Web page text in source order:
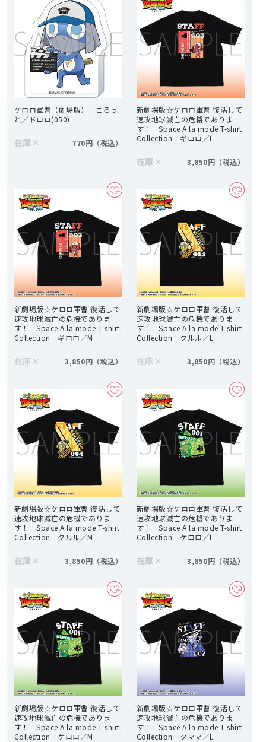
ケロロ軍曹（劇場版） ころっ
と／ドロロ(050)
在庫 × 770円
新劇場版☆ケロロ軍曹 復活して
速攻地球滅亡の危機でありま
す！ Space A la mode T-shirt
Collection ギロロ／L
在庫 × 3,850円
新劇場版☆ケロロ軍曹 復活して
速攻地球滅亡の危機でありま
す！ Space A la mode T-shirt
Collection ギロロ／M
在庫 × 3,850円
新劇場版☆ケロロ軍曹 復活して
速攻地球滅亡の危機でありま
す！ Space A la mode T-shirt
Collection クルル／L
在庫 × 3,850円
新劇場版☆ケロロ軍曹 復活して
速攻地球滅亡の危機でありま
す！ Space A la mode T-shirt
Collection クルル／M
在庫 × 3,850円
新劇場版☆ケロロ軍曹 復活して
速攻地球滅亡の危機でありま
す！ Space A la mode T-shirt
Collection ケロロ／L
在庫 × 3,850円
新劇場版☆ケロロ軍曹 復活して
速攻地球滅亡の危機でありま
す！ Space A la mode T-shirt
Collection ケロロ／M
新劇場版☆ケロロ軍曹 復活して
速攻地球滅亡の危機でありま
す！ Space A la mode T-shirt
Collection タママ／L